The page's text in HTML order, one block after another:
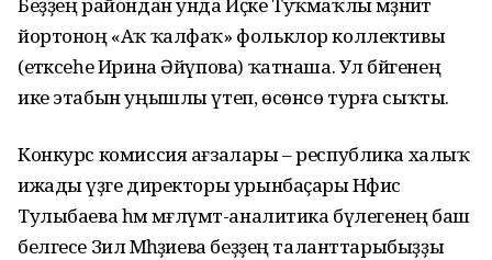
йортоноң «Аҡ ҡалфаҡ» фольклор коллективы
(етәксеһе Ирина Әйүпова) ҡатнаша. Ул бәйгенең
ике этабын уңышлы үтеп, өсөнсө турға сыҡты.
Конкурс комиссия ағзалары – республика халыҡ
ижады үҙәге директоры урынбаҫары Нәфисә
Тулыбаева һәм мәғлүмәт-аналитика бүлегенең баш
белгесе Зилә Мәһәҙиева беҙҙең таланттарыбыҙҙы